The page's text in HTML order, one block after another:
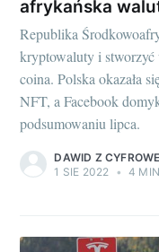
afrykańska
Republika
kryptowaluty i stworzyć
coina. Polska okazała
NFT, a Facebook
podsumowaniu lipca.
DAWID Z
1 SIE 2022 • 4